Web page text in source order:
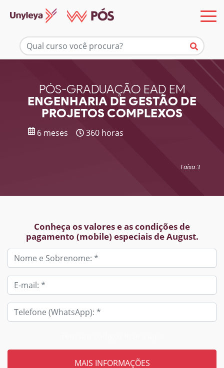
PÓS-GRADUAÇÃO EAD EM
ENGENHARIA DE GESTÃO DE
PROJETOS COMPLEXOS
6 meses 360 horas
Faixa 3
Conheça os valores e as condições de
pagamento (mobile) especiais de August.
Mais informações